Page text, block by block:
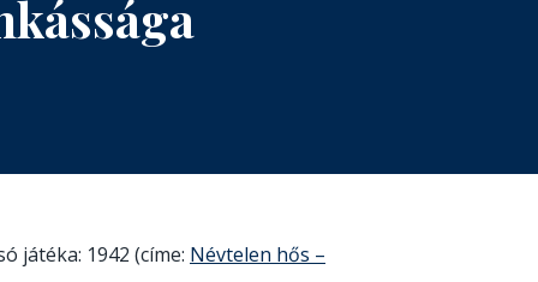
játéka: 1942 (címe: Névtelen hős –